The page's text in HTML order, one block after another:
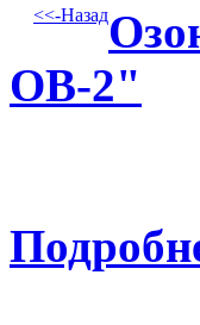
<<-Назад
ОВ-2"